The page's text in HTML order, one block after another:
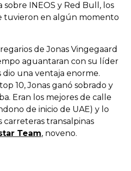
INEOS y Red Bull, los
tuvieron en algún momento
de Jonas Vingegaard
aguantaran con su líder
una ventaja enorme.
10, Jonas ganó sobrado y
Eran los mejores de calle
de inicio de UAE) y lo
carreteras transalpinas
Team, noveno.